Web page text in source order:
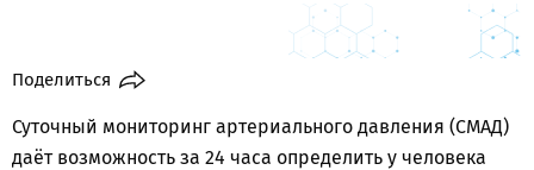
Поделиться
Суточный мониторинг артериального давления (СМАД)
даёт возможность за 24 часа определить у человека